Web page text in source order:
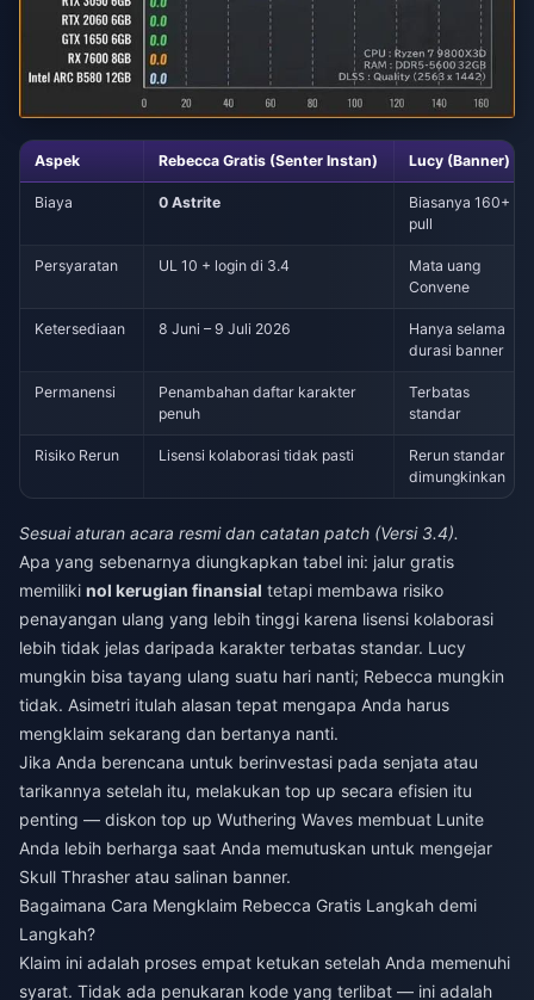
Aspek Rebecca Gratis (Senter Instan) Lucy (Banner)
Biaya 0 Astrite
Biasanya 160+
pull
Persyaratan UL 10 + login di 3.4
Mata uang
Convene
Ketersediaan 8 Juni – 9 Juli 2026
Hanya selama
durasi banner
Permanensi
Penambahan daftar karakter
penuh
Terbatas
standar
Risiko Rerun Lisensi kolaborasi tidak pasti
Rerun standar
dimungkinkan
Sesuai aturan acara resmi dan catatan patch (Versi 3.4).
Apa yang sebenarnya diungkapkan tabel ini: jalur gratis
memiliki nol kerugian finansial tetapi membawa risiko
penayangan ulang yang lebih tinggi karena lisensi kolaborasi
lebih tidak jelas daripada karakter terbatas standar. Lucy
mungkin bisa tayang ulang suatu hari nanti; Rebecca mungkin
tidak. Asimetri itulah alasan tepat mengapa Anda harus
mengklaim sekarang dan bertanya nanti.
Jika Anda berencana untuk berinvestasi pada senjata atau
tarikannya setelah itu, melakukan top up secara efisien itu
penting — diskon top up Wuthering Waves membuat Lunite
Anda lebih berharga saat Anda memutuskan untuk mengejar
Skull Thrasher atau salinan banner.
Bagaimana Cara Mengklaim Rebecca Gratis Langkah demi
Langkah?
Klaim ini adalah proses empat ketukan setelah Anda memenuhi
syarat. Tidak ada penukaran kode yang terlibat — ini adalah